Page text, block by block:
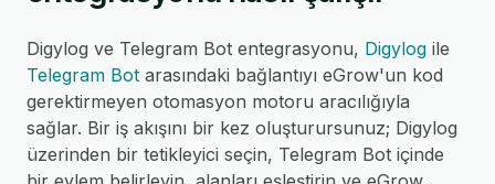
Digylog ve Telegram Bot entegrasyonu, Digylog ile
Telegram Bot arasındaki bağlantıyı eGrow'un kod
gerektirmeyen otomasyon motoru aracılığıyla
sağlar. Bir iş akışını bir kez oluşturursunuz; Digylog
üzerinden bir tetikleyici seçin, Telegram Bot içinde